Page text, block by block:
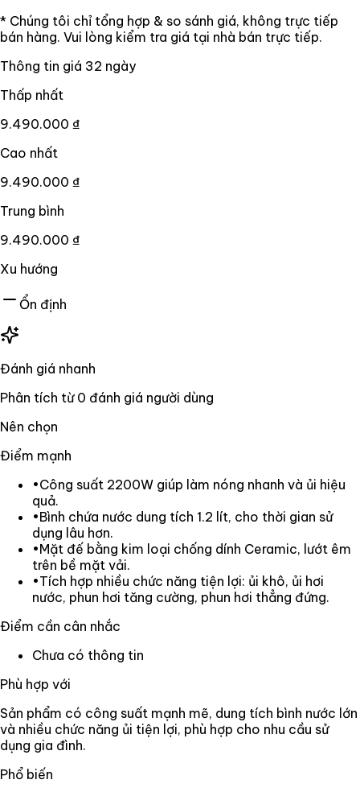
* Chúng tôi chỉ tổng hợp & so sánh giá, không trực tiếp
bán hàng. Vui lòng kiểm tra giá tại nhà bán trực tiếp.
Thông tin giá 32 ngày
Thấp nhất
9.490.000 ₫
Cao nhất
9.490.000 ₫
Trung bình
9.490.000 ₫
Xu hướng
Ổn định
Đánh giá nhanh
Phân tích từ 0 đánh giá người dùng
Nên chọn
Điểm mạnh
•Công suất 2200W giúp làm nóng nhanh và ủi hiệu
quả.
•Bình chứa nước dung tích 1.2 lít, cho thời gian sử
dụng lâu hơn.
•Mặt đế bằng kim loại chống dính Ceramic, lướt êm
trên bề mặt vải.
•Tích hợp nhiều chức năng tiện lợi: ủi khô, ủi hơi
nước, phun hơi tăng cường, phun hơi thẳng đứng.
Điểm cần cân nhắc
Chưa có thông tin
Phù hợp với
Sản phẩm có công suất mạnh mẽ, dung tích bình nước lớn
và nhiều chức năng ủi tiện lợi, phù hợp cho nhu cầu sử
dụng gia đình.
Phổ biến